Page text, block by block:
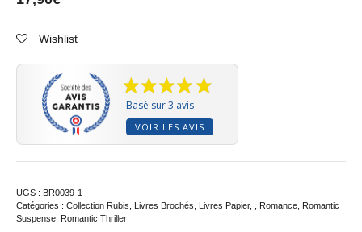
Wishlist
Basé sur 3 avis
VOIR LES AVIS
UGS : BR0039-1
Catégories : Collection Rubis Livres Brochés Livres Papier, Romance
Romantic
Suspense
Romantic Thriller